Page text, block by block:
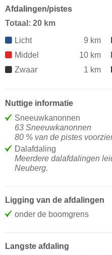
Afdalingen/pistes
Totaal: 20 km
Licht
9 km
Middel
10 km
Zwaar
1 km
Nuttige informatie
Sneeuwkanonnen
63 Sneeuwkanonnen
80 % van de pistes
Dalafdaling
Meerdere dalafdalingen
Neuberg.
Ligging van de afdalingen
onder de boomgrens
Langste afdaling